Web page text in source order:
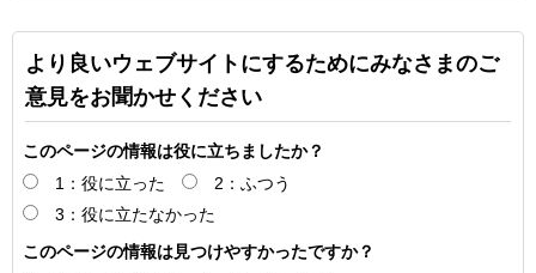
より良いウェブサイトにするためにみなさまのご
意見をお聞かせください
このページの情報は役に立ちましたか？
1：役に立った
2：ふつう
3：役に立たなかった
このページの情報は見つけやすかったですか？